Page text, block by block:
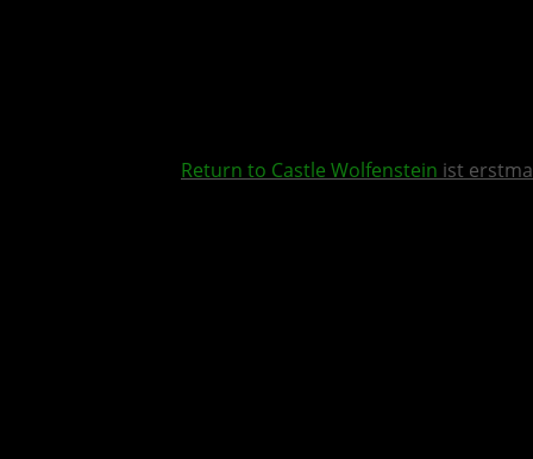
Return to Castle Wolfenstein ist